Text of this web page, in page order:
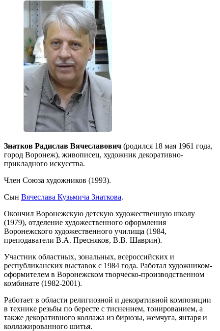
Знатков Радислав Вячеславович (родился 18 мая 1961 года,
город Воронеж), живописец, художник декоративно-
прикладного искусства.
Член Союза художников (1993).
Сын Вячеслава Кузьмича Знаткова.
Окончил Воронежскую детскую художественную школу
(1979), отделение художественного оформления
Воронежского художественного училища (1984,
преподаватели В.А. Пресняков, В.В. Шаврин).
Участник областных, зональных, всероссийских и
республиканских выставок с 1984 года. Работал художником-
оформителем в Воронежском творческо-производственном
комбинате (1982-2001).
Работает в области религиозной и декоративной композиции
в технике резьбы по бересте с тиснением, тонированием, а
также декоративного коллажа из бирюзы, жемчуга, янтаря и
коллажированного шитья.